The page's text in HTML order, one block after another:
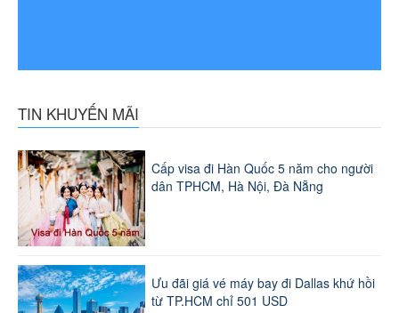
TIN KHUYẾN MÃI
Cấp visa đi Hàn Quốc 5 năm cho người
dân TPHCM, Hà Nội, Đà Nẵng
Ưu đãi giá vé máy bay đi Dallas khứ hồi
từ TP.HCM chỉ 501 USD